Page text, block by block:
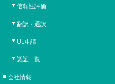
信頼性評価
翻訳・通訳
UL申請
認証一覧
会社情報